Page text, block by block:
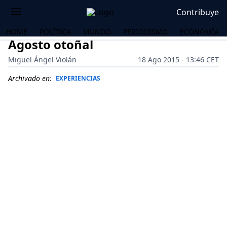
Contribuye
HOME POLÍTICA MUNDO PERIODISMO ECONOMÍA
Agosto otoñal
Miguel Ángel Violán
18 Ago 2015 - 13:46 CET
Archivado en: EXPERIENCIAS